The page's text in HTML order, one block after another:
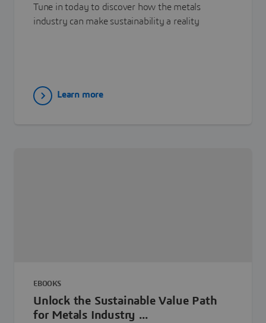
Tune in today to discover how the metals
industry can make sustainability a reality
Learn more
EBOOKS
Unlock the Sustainable Value Path
for Metals Industry ...